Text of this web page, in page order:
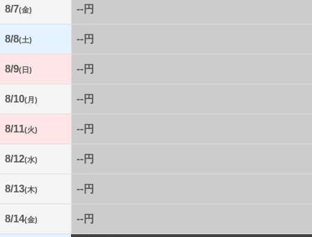
8/7(金) --円
8/8(土) --円
8/9(日) --円
8/10(月) --円
8/11(火) --円
8/12(水) --円
8/13(木) --円
8/14(金) --円